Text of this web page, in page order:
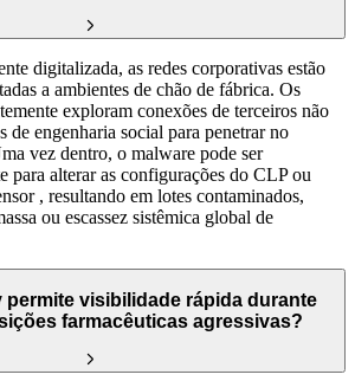
digitalizada, as redes corporativas estão
a ambientes de chão de fábrica. Os
exploram conexões de terceiros não
de engenharia social para penetrar no
vez dentro, o malware pode ser
para alterar as configurações do CLP ou
, resultando em lotes contaminados,
ou escassez sistêmica global de
permite visibilidade rápida durante
farmacêuticas agressivas?